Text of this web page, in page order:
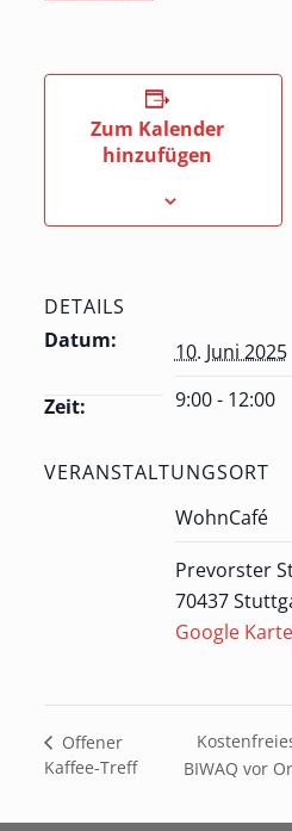
Zum Kalender
hinzufügen
DETAILS
Datum:
10. Juni 2025
Zeit: 9:00 - 12:00
VERANSTALTUNGSORT
WohnCafé
Prevorster
70437
Google
Offener
Kaffee-Treff
BIWAQ vor